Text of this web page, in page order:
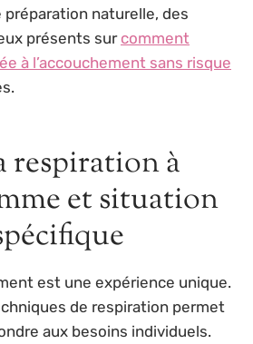
naturelle, des
présents sur comment
à l’accouchement sans risque
respiration à
et situation
est une expérience unique.
de respiration permet
aux besoins individuels.